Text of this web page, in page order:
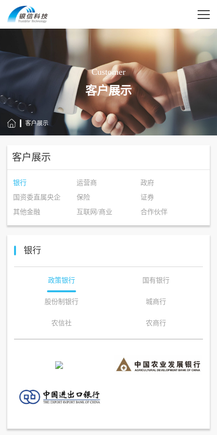
Customer
客户展示
客户展示
客户展示
银行 运营商
政府
国资委直属央企
保险
证券
其他金融
互联网/商业 合作伙伴
银行
政策银行 国有银行
股份制银行 城商行
农信社 农商行